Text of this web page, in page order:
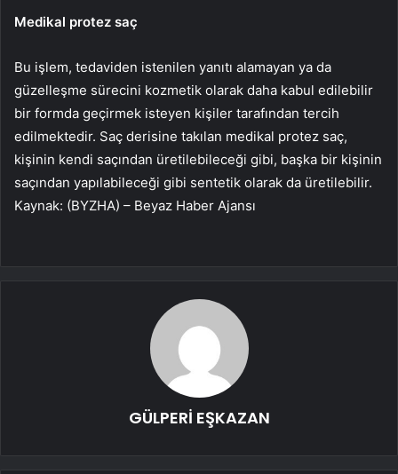
Medikal protez saç
Bu işlem, tedaviden istenilen yanıtı alamayan ya da
güzelleşme sürecini kozmetik olarak daha kabul edilebilir
bir formda geçirmek isteyen kişiler tarafından tercih
edilmektedir. Saç derisine takılan medikal protez saç,
kişinin kendi saçından üretilebileceği gibi, başka bir kişinin
saçından yapılabileceği gibi sentetik olarak da üretilebilir.
Kaynak: (BYZHA) – Beyaz Haber Ajansı
GÜLPERİ EŞKAZAN